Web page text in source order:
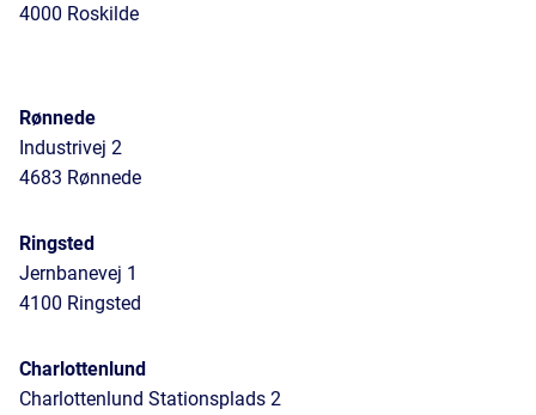
4000 Roskilde
Rønnede
Industrivej 2
4683 Rønnede
Ringsted
Jernbanevej 1
4100 Ringsted
Charlottenlund
Charlottenlund Stationsplads 2